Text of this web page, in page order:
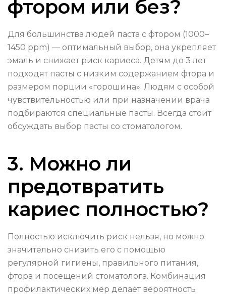
фтором или без?
Для большинства людей паста с фтором (1000–
1450 ppm) — оптимальный выбор, она укрепляет
эмаль и снижает риск кариеса. Детям до 3 лет
подходят пасты с низким содержанием фтора и
размером порции «горошина». Людям с особой
чувствительностью или при назначении врача
подбираются специальные пасты. Всегда стоит
обсуждать выбор пасты со стоматологом.
3. Можно ли
предотвратить
кариес полностью?
Полностью исключить риск нельзя, но можно
значительно снизить его с помощью
регулярной гигиены, правильного питания,
фтора и посещений стоматолога. Комбинация
профилактических мер делает вероятность